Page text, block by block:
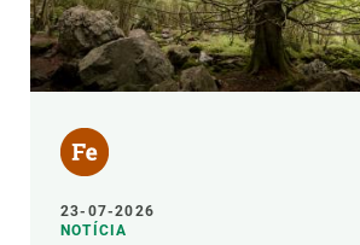
23-07-2026
NOTÍCIA